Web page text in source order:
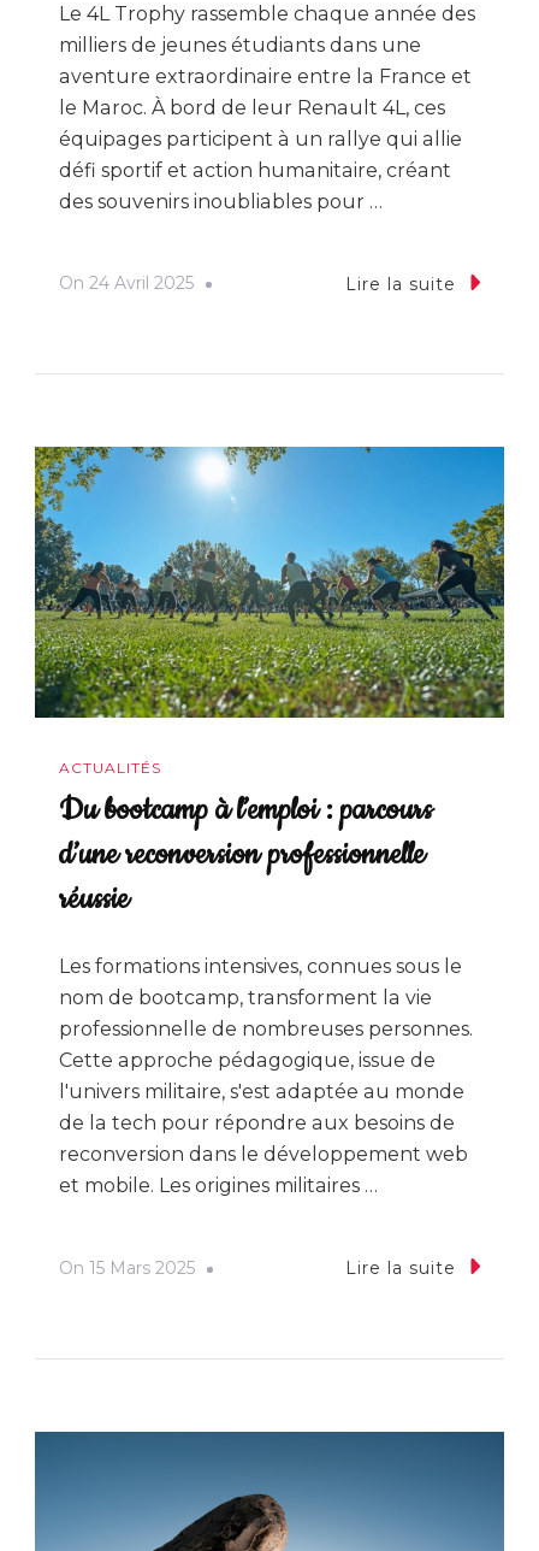
Le 4L Trophy rassemble chaque année des
milliers de jeunes étudiants dans une
aventure extraordinaire entre la France et
le Maroc. À bord de leur Renault 4L, ces
équipages participent à un rallye qui allie
défi sportif et action humanitaire, créant
des souvenirs inoubliables pour …
On 24 Avril 2025 Lire la suite
ACTUALITÉS
Du bootcamp à l’emploi : parcours
d’une reconversion professionnelle
réussie
Les formations intensives, connues sous le
nom de bootcamp, transforment la vie
professionnelle de nombreuses personnes.
Cette approche pédagogique, issue de
l'univers militaire, s'est adaptée au monde
de la tech pour répondre aux besoins de
reconversion dans le développement web
et mobile. Les origines militaires …
On 15 Mars 2025 Lire la suite